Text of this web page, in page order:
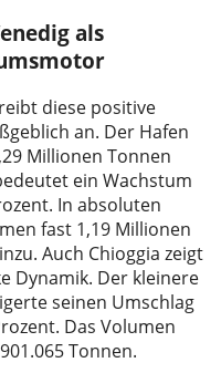
als
diese positive
an. Der Hafen
Millionen Tonnen
ein Wachstum
In absoluten
fast 1,19 Millionen
Auch Chioggia zeigt
Dynamik. Der kleinere
seinen Umschlag
Das Volumen
Tonnen.